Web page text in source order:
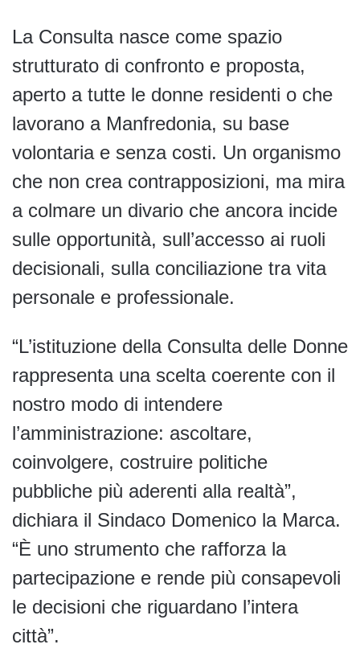
La Consulta nasce come spazio
strutturato di confronto e proposta,
aperto a tutte le donne residenti o che
lavorano a Manfredonia, su base
volontaria e senza costi. Un organismo
che non crea contrapposizioni, ma mira
a colmare un divario che ancora incide
sulle opportunità, sull’accesso ai ruoli
decisionali, sulla conciliazione tra vita
personale e professionale.
“L’istituzione della Consulta delle Donne
rappresenta una scelta coerente con il
nostro modo di intendere
l’amministrazione: ascoltare,
coinvolgere, costruire politiche
pubbliche più aderenti alla realtà”,
dichiara il Sindaco Domenico la Marca.
“È uno strumento che rafforza la
partecipazione e rende più consapevoli
le decisioni che riguardano l’intera
città”.